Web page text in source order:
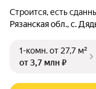
Строится, есть
Рязанская обл., с.
1-комн.от 27,7 м²
от 3,7 млн ₽